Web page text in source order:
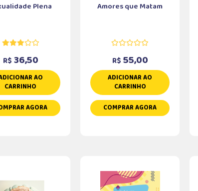
Plena
R$ 36,50
AO
CARRINHO
AGORA
Amores que Matam
R$ 55,00
ADICIONAR AO
CARRINHO
COMPRAR AGORA